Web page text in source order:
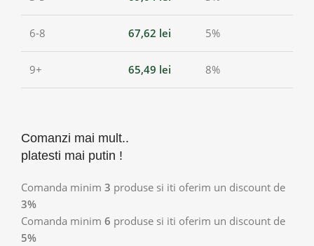
6-8 67,62 lei 5%
9+ 65,49 lei 8%
Comanzi mai mult..
platesti mai putin !
Comanda minim 3 produse si iti oferim un discount de
3%
Comanda minim 6 produse si iti oferim un discount de
5%